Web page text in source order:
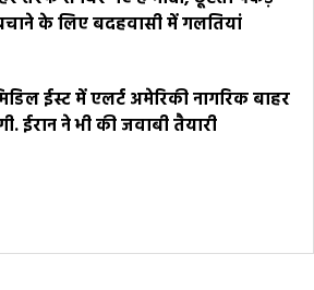
के लिए बदहवासी में गलतियां
ईस्ट में एलर्ट अमेरिकी नागरिक बाहर
ईरान ने भी की जवाबी तैयारी